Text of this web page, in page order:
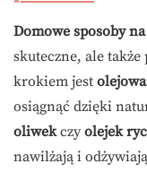
Domowe sposoby
skuteczne, ale
krokiem jest
osiągnąć dzięki
oliwekczy olejek
nawilżają i